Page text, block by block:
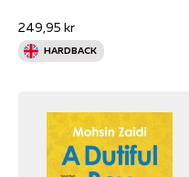
249,95 kr
HARDBACK